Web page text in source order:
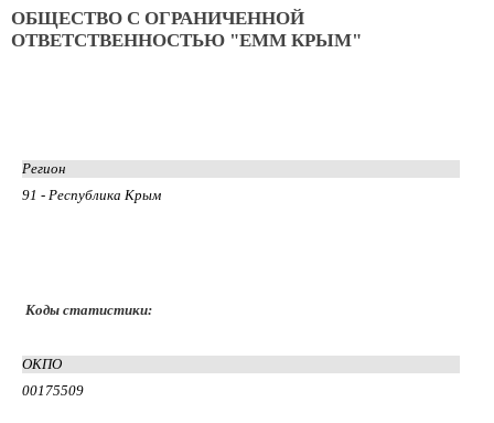
ОБЩЕСТВО С ОГРАНИЧЕННОЙ
ОТВЕТСТВЕННОСТЬЮ "ЕММ КРЫМ"
Регион
91 - Республика Крым
Коды статистики:
ОКПО
00175509